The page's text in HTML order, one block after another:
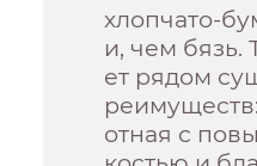
хлопчато-
и, чем бязь.
ет рядом
отная с